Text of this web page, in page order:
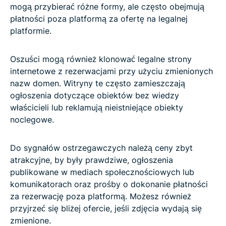
mogą przybierać różne formy, ale często obejmują
płatności poza platformą za ofertę na legalnej
platformie.
Oszuści mogą również klonować legalne strony
internetowe z rezerwacjami przy użyciu zmienionych
nazw domen. Witryny te często zamieszczają
ogłoszenia dotyczące obiektów bez wiedzy
właścicieli lub reklamują nieistniejące obiekty
noclegowe.
Do sygnałów ostrzegawczych należą ceny zbyt
atrakcyjne, by były prawdziwe, ogłoszenia
publikowane w mediach społecznościowych lub
komunikatorach oraz prośby o dokonanie płatności
za rezerwację poza platformą. Możesz również
przyjrzeć się bliżej ofercie, jeśli zdjęcia wydają się
zmienione.